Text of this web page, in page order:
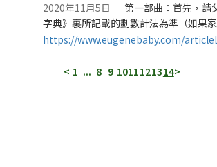
2020年11月5日 — 第一部曲：首先，請
字典》裏所記載的劃數計法為準（如果
https://www.eugenebaby.com/
< 1 ... 8 9 1011121314>